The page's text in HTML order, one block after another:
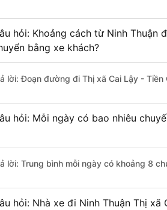
hỏi: Khoảng cách từ Ninh Thuận
bằng xe khách?
lời: Đoạn đường đi Thị xã Cai Lậy -
hỏi: Mỗi ngày có bao nhiêu
lời: Trung bình mỗi ngày có khoảng 8
hỏi: Nhà xe đi Ninh Thuận Thị